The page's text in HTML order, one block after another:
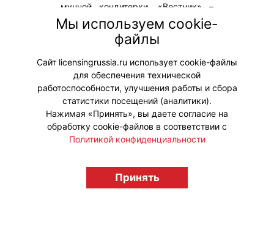
мучной кондитерки. «Вестник» –
информационный партнер события.
На мероприятии будет
распространяться новый осенний
выпуск журнала.
#Мероприятия
licensingrussia.ru, 2009-2026 12+
Мы используем cookie-
файлы
Сайт licensingrussia.ru использует cookie-файлы
для обеспечения технической
работоспособности, улучшения работы и сбора
статистики посещений (аналитики).
Нажимая «Принять», вы даете согласие на
обработку cookie-файлов в соответствии с
Политикой конфиденциальности
Принять